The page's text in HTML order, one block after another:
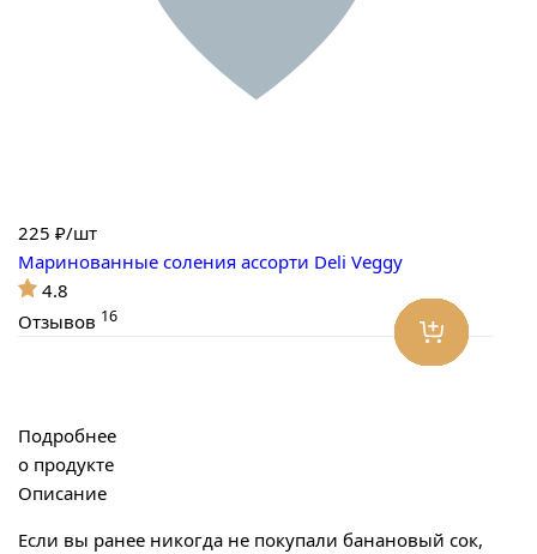
225 ₽/шт
Маринованные соления ассорти Deli Veggy
4.8
Отзывов 16
Подробнее
о продукте
Описание
Если вы ранее никогда не покупали банановый сок,